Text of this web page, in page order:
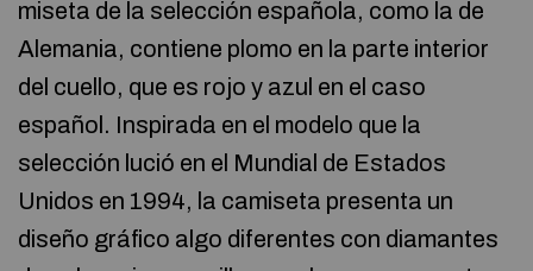
miseta de la selección española, como la de
Alemania, contiene plomo en la parte interior
del cuello, que es rojo y azul en el caso
español. Inspirada en el modelo que la
selección lució en el Mundial de Estados
Unidos en 1994, la camiseta presenta un
diseño gráfico algo diferentes con diamantes